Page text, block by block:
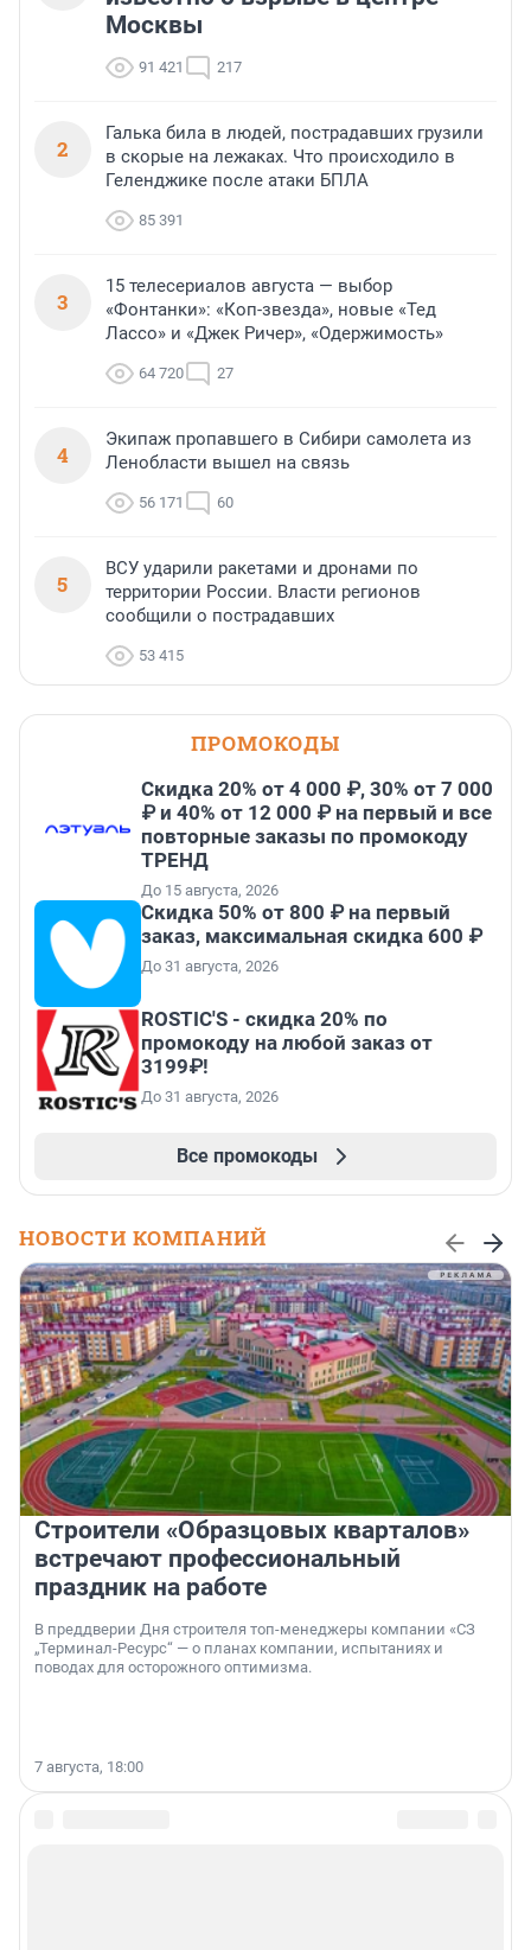
Москвы
91 421 217
2
Галька била в людей, пострадавших грузили
в скорые на лежаках. Что происходило в
Геленджике после атаки БПЛА
85 391
3
15 телесериалов августа — выбор
«Фонтанки»: «Коп-звезда», новые «Тед
Лассо» и «Джек Ричер», «Одержимость»
64 720 27
4
Экипаж пропавшего в Сибири самолета из
Ленобласти вышел на связь
56 171 60
5
ВСУ ударили ракетами и дронами по
территории России. Власти регионов
сообщили о пострадавших
53 415
ПРОМОКОДЫ
Скидка 20% от 4 000 ₽, 30% от 7 000
₽ и 40% от 12 000 ₽ на первый и все
повторные заказы по промокоду
ТРЕНД
До 15 августа, 2026
Скидка 50% от 800 ₽ на первый
заказ, максимальная скидка 600 ₽
До 31 августа, 2026
ROSTIC'S - скидка 20% по
промокоду на любой заказ от
3199₽!
До 31 августа, 2026
Все промокоды
НОВОСТИ КОМПАНИЙ
Строители «Образцовых кварталов»
встречают профессиональный
праздник на работе
В преддверии Дня строителя топ-менеджеры компании «СЗ
„Терминал-Ресурс“ — о планах компании, испытаниях и
поводах для осторожного оптимизма.
7 августа, 18:00